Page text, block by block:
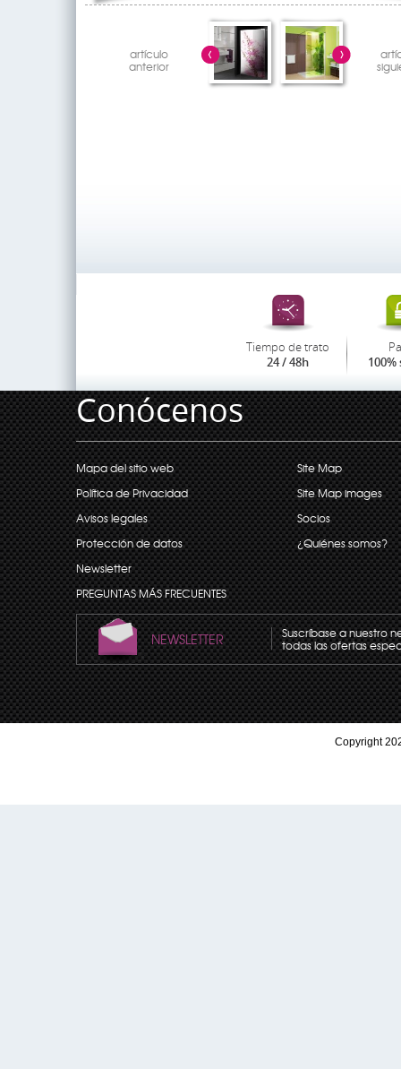
artículo
anterior
Tiempo de trato
24 / 48h 100%
Conócenos
Mapa del sitio web
Política de Privacidad
Avisos legales
Protección de datos
Newsletter
PREGUNTAS MÁS FRECUENTES
Site Map
Site Map images
Socios
¿Quiénes somos?
NEWSLETTER Suscríbase a nuestro
todas las ofertas
Copyright